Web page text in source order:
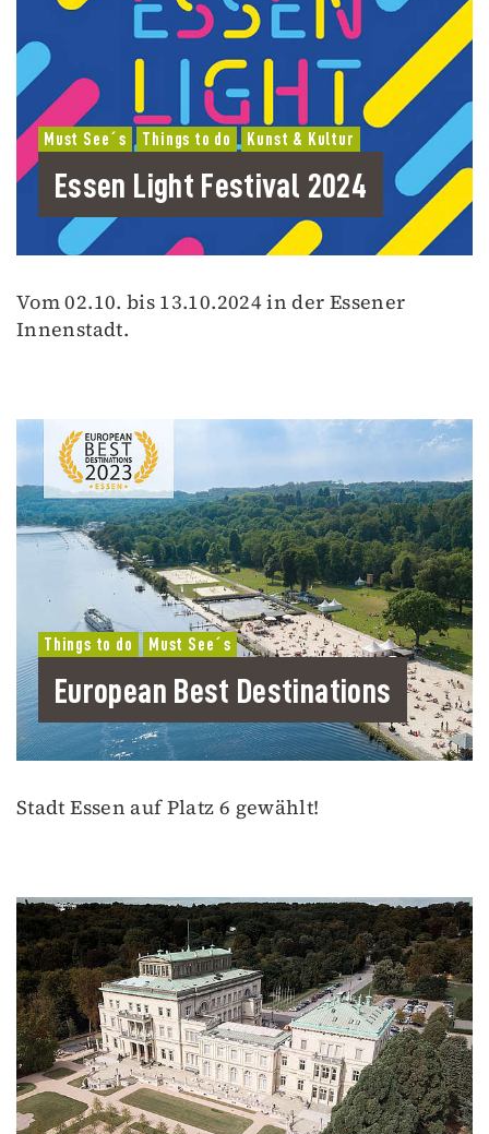
Must See´s Things to do Kunst & Kultur
Essen Light Festival 2024
Vom 02.10. bis 13.10.2024 in der Essener
Innenstadt.
Things to do Must See´s
European Best Destinations
Stadt Essen auf Platz 6 gewählt!